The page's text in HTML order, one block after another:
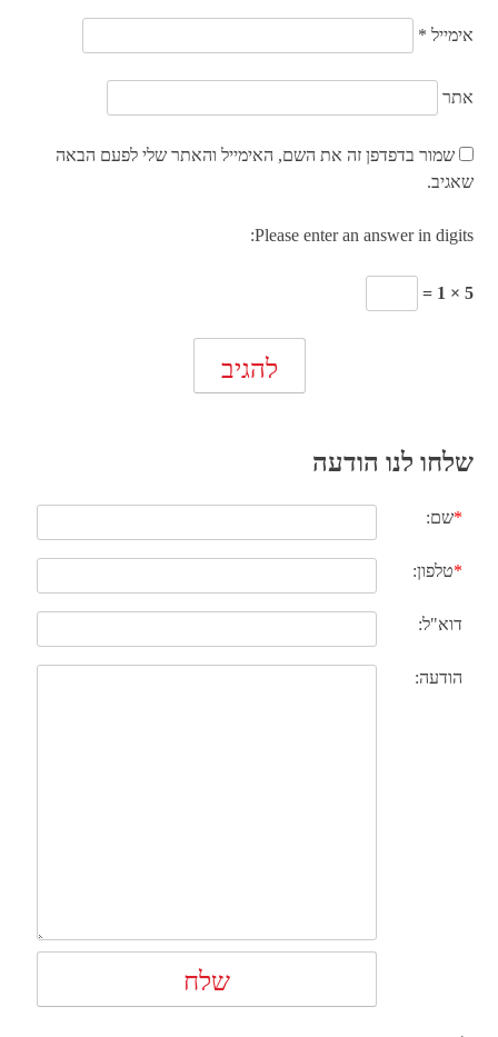
אימייל *
אתר
שמור בדפדפן זה את השם, האימייל והאתר שלי לפעם הבאה
שאגיב.
Please enter an answer in digits:
5 × 1 =
שלחו לנו הודעה
*שם:
*טלפון:
דוא"ל:
הודעה: